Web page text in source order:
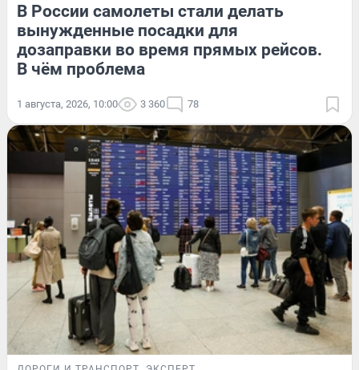
В России самолеты стали делать
вынужденные посадки для
дозаправки во время прямых рейсов.
В чём проблема
1 августа, 2026, 10:00 3 360 78